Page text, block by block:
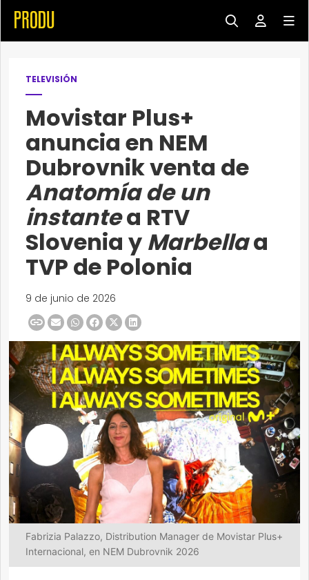
TELEVISIÓN
Movistar Plus+
anuncia en NEM
Dubrovnik venta de
Anatomía de un
instantea RTV
Slovenia y Marbellaa
TVP de Polonia
9 de junio de 2026
Fabrizia Palazzo, Distribution Manager de Movistar Plus+
Internacional, en NEM Dubrovnik 2026